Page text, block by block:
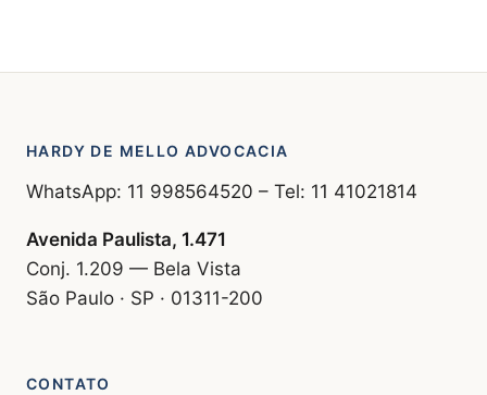
HARDY DE MELLO ADVOCACIA
WhatsApp: 11 998564520 – Tel: 11 41021814
Avenida Paulista, 1.471
Conj. 1.209 — Bela Vista
São Paulo · SP · 01311-200
CONTATO